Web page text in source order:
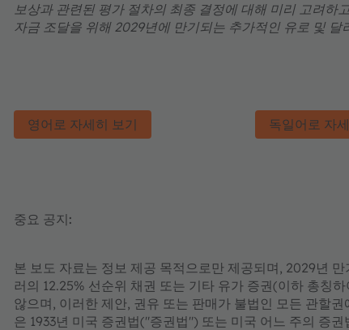
보상과 관련된 평가 절차의 최종 결정에 대해 미리 고려
자금 조달을 위해 2029년에 만기되는 추가적인 유로 및
영어로 자세히 보기 독일어로 자
중요 공지:
본 보도 자료는 정보 제공 목적으로만 제공되며, 2029년
러의 12.25% 선순위 채권 또는 기타 유가 증권(이하 총칭
않으며, 이러한 제안, 권유 또는 판매가 불법인 모든 관할
은 1933년 미국 증권법("증권법") 또는 미국 어느 주의 증